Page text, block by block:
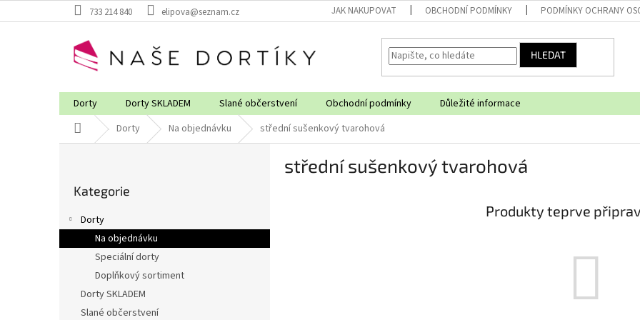
na
733 214 840 elipova@seznam.cz JAK NAKUPOVAT OBCHODNÍ PODMÍNKY PODMÍNKY OCHRANY
HLEDAT
Dorty Dorty SKLADEM Slané občerstvení Obchodní podmínky
Důležité informace
Domů Dorty Na objednávku střední sušenkový tvarohová
a
n
kategorie
Kategorie
Dorty
Na objednávku
Speciální dorty
Doplňkový sortiment
Dorty SKLADEM
Slané občerstvení
střední sušenkový tvarohová
Produkty teprve